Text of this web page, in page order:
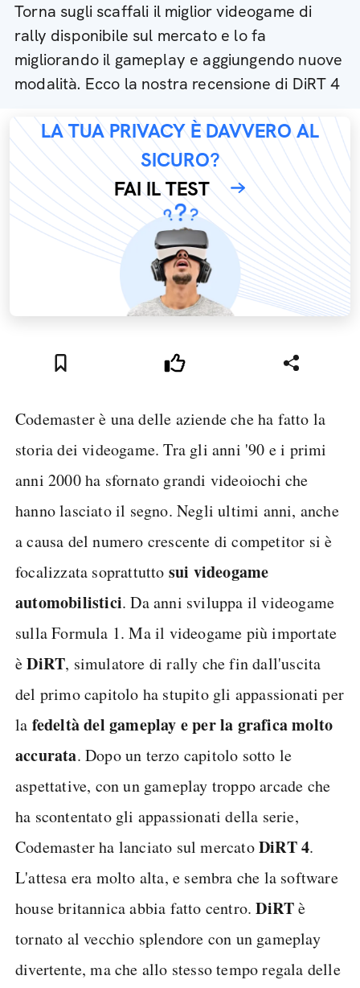
Torna sugli scaffali il miglior videogame di
rally disponibile sul mercato e lo fa
migliorando il gameplay e aggiungendo nuove
modalità. Ecco la nostra recensione di DiRT 4
LA TUA PRIVACY È DAVVERO AL
SICURO?
FAI IL TEST
Codemaster è una delle aziende che ha fatto la
storia dei videogame. Tra gli anni '90 e i primi
anni 2000 ha sfornato grandi videoiochi che
hanno lasciato il segno. Negli ultimi anni, anche
a causa del numero crescente di competitor si è
focalizzata soprattutto sui videogame
automobilistici. Da anni sviluppa il videogame
sulla Formula 1. Ma il videogame più importate
èDiRT, simulatore di rally che fin dall'uscita
del primo capitolo ha stupito gli appassionati per
la fedeltà del gameplay e per la grafica molto
accurata. Dopo un terzo capitolo sotto le
aspettative, con un gameplay troppo arcade che
ha scontentato gli appassionati della serie,
Codemaster ha lanciato sul mercatoDiRT 4.
L'attesa era molto alta, e sembra che la software
house britannica abbia fatto centro.DiRTè
tornato al vecchio splendore con un gameplay
divertente, ma che allo stesso tempo regala delle